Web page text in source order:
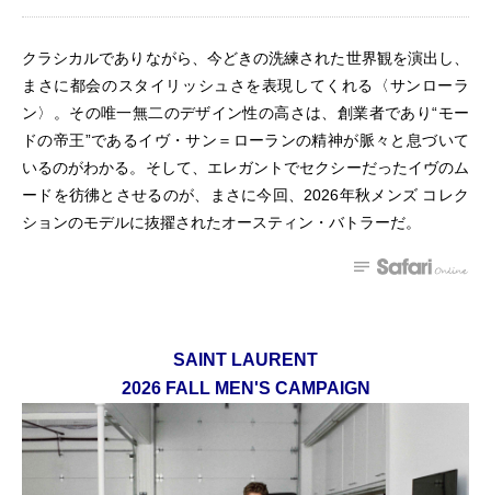
クラシカルでありながら、今どきの洗練された世界観を演出し、
まさに都会のスタイリッシュさを表現してくれる〈サンローラ
ン〉。その唯一無二のデザイン性の高さは、創業者であり“モー
ドの帝王”であるイヴ・サン＝ローランの精神が脈々と息づいて
いるのがわかる。そして、エレガントでセクシーだったイヴのム
ードを彷彿とさせるのが、まさに今回、2026年秋メンズ コレク
ションのモデルに抜擢されたオースティン・バトラーだ。
SAINT LAURENT
2026 FALL MEN'S CAMPAIGN